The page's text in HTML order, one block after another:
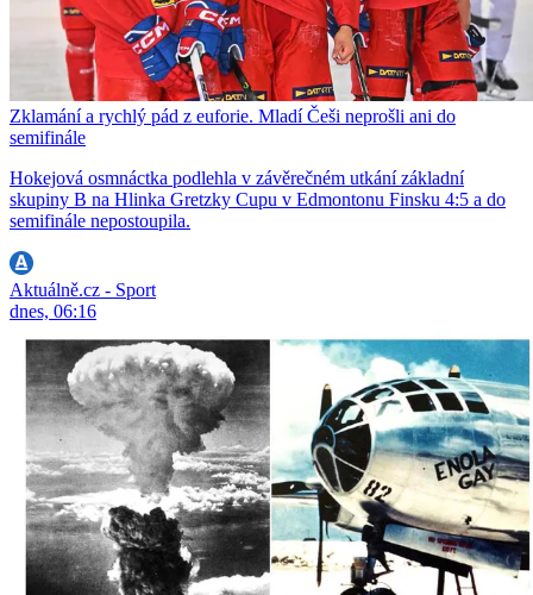
Zklamání a rychlý pád z euforie. Mladí Češi neprošli ani do
semifinále
Hokejová osmnáctka podlehla v závěrečném utkání základní
skupiny B na Hlinka Gretzky Cupu v Edmontonu Finsku 4:5 a do
semifinále nepostoupila.
Aktuálně.cz - Sport
dnes, 06:16